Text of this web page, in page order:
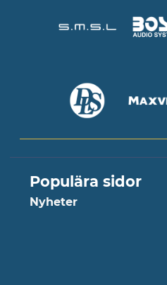
Populära sidor
Nyheter